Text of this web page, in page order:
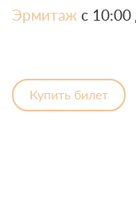
Эрмитаж с 10:00
Купить билет